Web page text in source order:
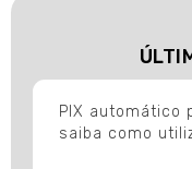
PIX automático
saiba como